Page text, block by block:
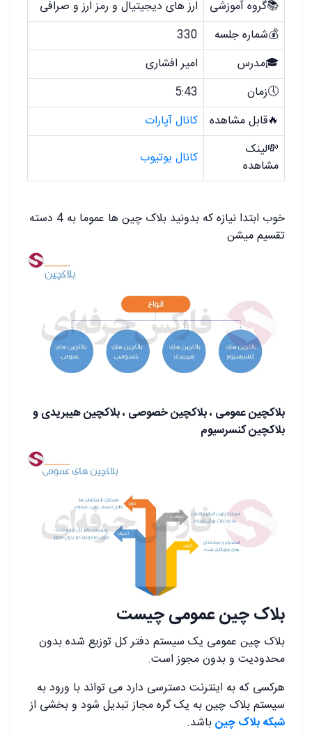
📚گروه آموزشی
ارز های دیجیتیال و رمز ارز و صرافی
💰شماره جلسه
330
🎓مدرس
امیر افشاری
🕔زمان
5:43
🔥قابل مشاهده
کانال آپارات
💸لینک
مشاهده
کانال یوتیوب
خوب ابتدا نیازه که بدونید بلاک چین ها عموما به 4 دسته
تقسیم میشن
بلاکچین عمومی ، بلاکچین خصوصی ، بلاکچین هیبریدی و
بلاکچین کنسرسیوم
بلاک چین عمومی چیست
بلاک چین عمومی یک سیستم دفتر کل توزیع شده بدون
محدودیت و بدون مجوز است.
هرکسی که به اینترنت دسترسی دارد می تواند با ورود به
سیستم بلاک چین به یک گره مجاز تبدیل شود و بخشی از
شبکه بلاک چینباشد.